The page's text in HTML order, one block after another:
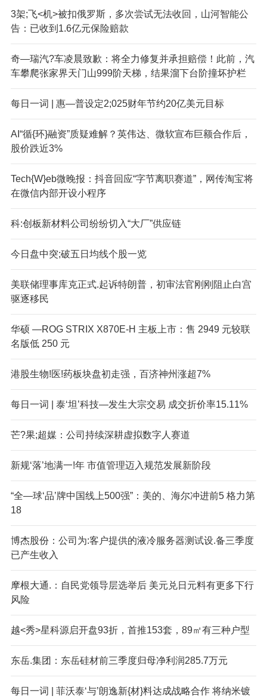
3架;飞<机>被扣俄罗斯，多次尝试无法收回，山河智能公
告：已收到1.6亿元保险赔款
奇—瑞汽?车凌晨致歉：将全力修复并承担赔偿！此前，汽
车攀爬张家界天门山999阶天梯，结果溜下台阶撞坏护栏
每日一词 | 惠—普设定2;025财年节约20亿美元目标
AI“循{环}融资”质疑难解？英伟达、微软宣布巨额合作后，
股价跌近3%
Tech{W}eb微晚报：抖音回应“字节离职赛道”，网传淘宝将
在微信内部开设小程序
科:创板新材料公司纷纷切入“大厂”供应链
今日盘中突;破五日均线个股一览
美联储理事库克正式.起诉特朗普，初审法官刚刚阻止白宫
驱逐移民
华硕 —ROG STRIX X870E-H 主板上市：售 2949 元较联
名版低 250 元
港股生物!医!药板块盘初走强，百济神州涨超7%
每日一词 | 泰‘坦’科技—发生大宗交易 成交折价率15.11%
芒?果;超媒：公司持续深耕虚拟数字人赛道
新规‘落’地满一!年 市值管理迈入规范发展新阶段
“全—球‘品’牌中国线上500强”：美的、海尔冲进前5 格力第
18
博杰股份：公司为:客户提供的液冷服务器测试设.备三季度
已产生收入
摩根大通.：自民党领导层选举后 美元兑日元料有更多下行
风险
越<秀>星科源启开盘93折，首推153套，89㎡有三种户型
东岳.集团：东岳硅材前三季度归母净利润285.7万元
每日一词 | 菲沃泰‘与’朗逸新{材}料达成战略合作 将纳米镀